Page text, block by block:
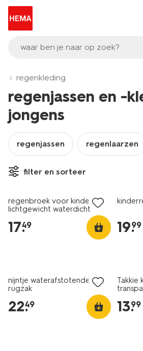
waar ben je naar op zoek?
regenkleding
regenjassen en -
jongens
regenjassen regenlaarzen
filter en sorteer
regenbroek voor kinderen
lichtgewicht waterdicht
17.
49 19.
99
nijntje waterafstotende
rugzak
22.
49
Takkie
13.
99